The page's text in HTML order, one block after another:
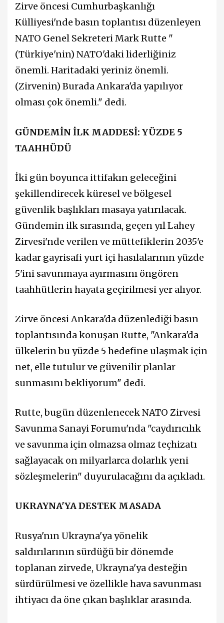
Zirve öncesi Cumhurbaşkanlığı
Külliyesi'nde basın toplantısı düzenleyen
NATO Genel Sekreteri Mark Rutte "
(Türkiye'nin) NATO'daki liderliğiniz
önemli. Haritadaki yeriniz önemli.
(Zirvenin) Burada Ankara'da yapılıyor
olması çok önemli." dedi.
GÜNDEMİN İLK MADDESİ: YÜZDE 5
TAAHHÜDÜ
İki gün boyunca ittifakın geleceğini
şekillendirecek küresel ve bölgesel
güvenlik başlıkları masaya yatırılacak.
Gündemin ilk sırasında, geçen yıl Lahey
Zirvesi'nde verilen ve müttefiklerin 2035'e
kadar gayrisafi yurt içi hasılalarının yüzde
5'ini savunmaya ayırmasını öngören
taahhütlerin hayata geçirilmesi yer alıyor.
Zirve öncesi Ankara'da düzenlediği basın
toplantısında konuşan Rutte, "Ankara'da
ülkelerin bu yüzde 5 hedefine ulaşmak için
net, elle tutulur ve güvenilir planlar
sunmasını bekliyorum" dedi.
Rutte, bugün düzenlenecek NATO Zirvesi
Savunma Sanayi Forumu'nda "caydırıcılık
ve savunma için olmazsa olmaz teçhizatı
sağlayacak on milyarlarca dolarlık yeni
sözleşmelerin" duyurulacağını da açıkladı.
UKRAYNA'YA DESTEK MASADA
Rusya'nın Ukrayna'ya yönelik
saldırılarının sürdüğü bir dönemde
toplanan zirvede, Ukrayna'ya desteğin
sürdürülmesi ve özellikle hava savunması
ihtiyacı da öne çıkan başlıklar arasında.